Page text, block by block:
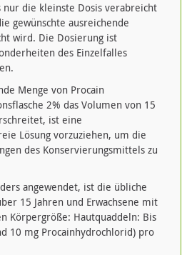
nur die kleinste Dosis verabreicht
gewünschte ausreichende
wird. Die Dosierung ist
des Einzelfalles
Menge von Procain
2% das Volumen von 15
ist eine
Lösung vorzuziehen, um die
des Konservierungsmittels zu
angewendet, ist die übliche
15 Jahren und Erwachsene mit
Körpergröße: Hautquaddeln: Bis
10 mg Procainhydrochlorid) pro